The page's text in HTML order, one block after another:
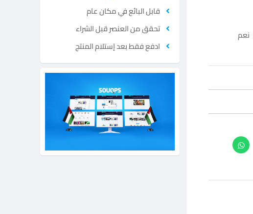
نعم
قابل البائع في مكان عام
تحقق من العنصر قبل الشراء
ادفع فقط بعد إستلام المنتج